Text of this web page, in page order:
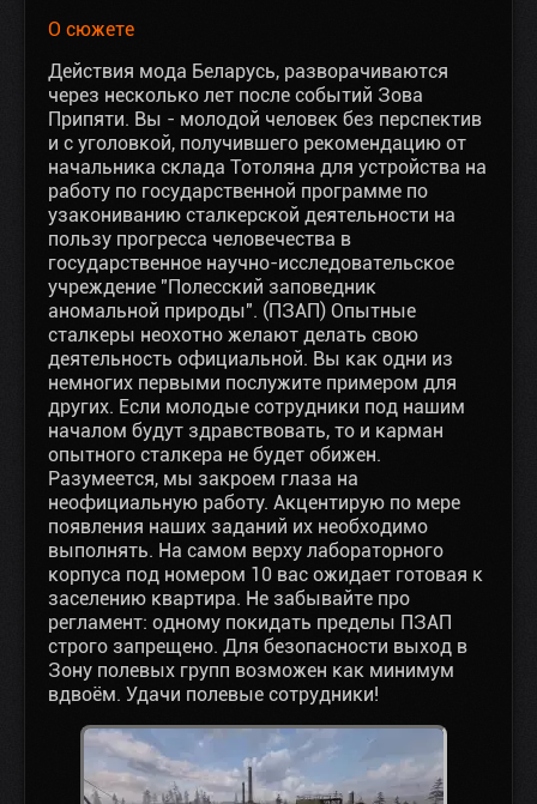
О сюжете
Действия мода Беларусь, разворачиваются
через несколько лет после событий Зова
Припяти. Вы - молодой человек без перспектив
и с уголовкой, получившего рекомендацию от
начальника склада Тотоляна для устройства на
работу по государственной программе по
узакониванию сталкерской деятельности на
пользу прогресса человечества в
государственное научно-исследовательское
учреждение "Полесский заповедник
аномальной природы". (ПЗАП) Опытные
сталкеры неохотно желают делать свою
деятельность официальной. Вы как одни из
немногих первыми послужите примером для
других. Если молодые сотрудники под нашим
началом будут здравствовать, то и карман
опытного сталкера не будет обижен.
Разумеется, мы закроем глаза на
неофициальную работу. Акцентирую по мере
появления наших заданий их необходимо
выполнять. На самом верху лабораторного
корпуса под номером 10 вас ожидает готовая к
заселению квартира. Не забывайте про
регламент: одному покидать пределы ПЗАП
строго запрещено. Для безопасности выход в
Зону полевых групп возможен как минимум
вдвоём. Удачи полевые сотрудники!